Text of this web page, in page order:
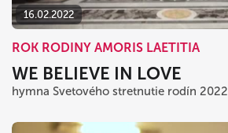
16.02.2022
ROK RODINY AMORIS LAETITIA
WE BELIEVE IN LOVE
hymna Svetového stretnutie rodín 2022